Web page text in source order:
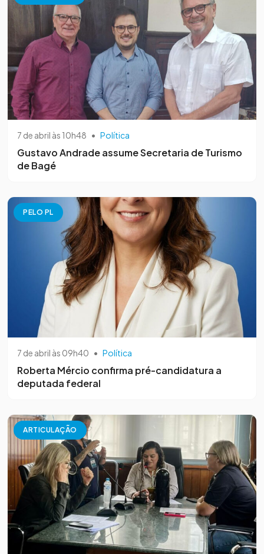
7 de abril às 10h48 • Política
Gustavo Andrade assume Secretaria de Turismo
de Bagé
PELO PL
7 de abril às 09h40 • Política
Roberta Mércio confirma pré-candidatura a
deputada federal
ARTICULAÇÃO